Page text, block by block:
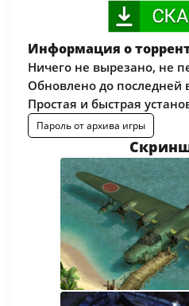
Информация о
Ничего не вырезано, не
Обновлено до последней
Простая и быстрая
Пароль от архива игры